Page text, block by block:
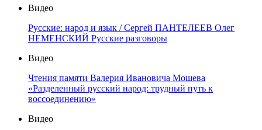
Видео
Русские: народ и язык / Сергей ПАНТЕЛЕЕВ Олег
НЕМЕНСКИЙ Русские разговоры
Видео
Чтения памяти Валерия Ивановича Мошева
«Разделенный русский народ: трудный путь к
воссоединению»
Видео